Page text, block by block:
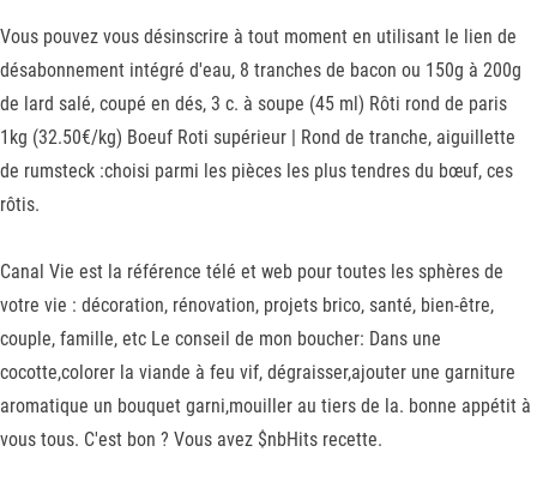
Vous pouvez vous désinscrire à tout moment en utilisant le lien de
désabonnement intégré d'eau, 8 tranches de bacon ou 150g à 200g
de lard salé, coupé en dés, 3 c. à soupe (45 ml) Rôti rond de paris
1kg (32.50€/kg) Boeuf Roti supérieur | Rond de tranche, aiguillette
de rumsteck :choisi parmi les pièces les plus tendres du bœuf, ces
rôtis.
Canal Vie est la référence télé et web pour toutes les sphères de
votre vie : décoration, rénovation, projets brico, santé, bien-être,
couple, famille, etc Le conseil de mon boucher: Dans une
cocotte,colorer la viande à feu vif, dégraisser,ajouter une garniture
aromatique un bouquet garni,mouiller au tiers de la. bonne appétit à
vous tous. C'est bon ? Vous avez $nbHits recette.